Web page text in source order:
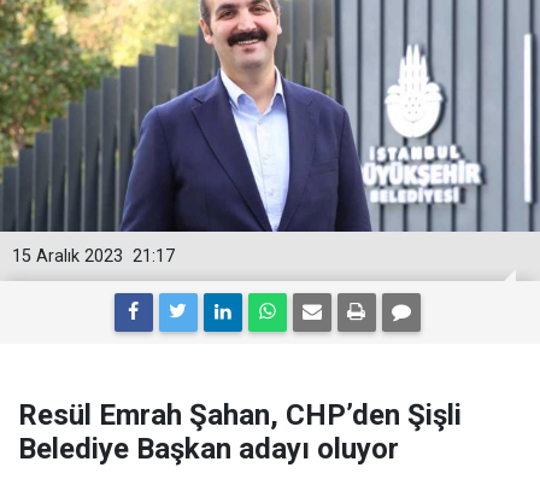
21:17
15 Aralık 2023
Resül Emrah Şahan, CHP’den Şişli
Belediye Başkan adayı oluyor